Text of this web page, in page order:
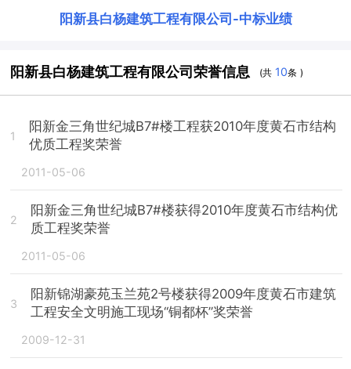
阳新县白杨建筑工程有限公司 -中标业绩
阳新县白杨建筑工程有限公司荣誉信息 (共 10条 )
1
阳新金三角世纪城B7#楼工程获2010年度黄石市结构
优质工程奖荣誉
2011-05-06
2
阳新金三角世纪城B7#楼获得2010年度黄石市结构优
质工程奖荣誉
2011-05-06
3
阳新锦湖豪苑玉兰苑2号楼获得2009年度黄石市建筑
工程安全文明施工现场“铜都杯”奖荣誉
2009-12-31